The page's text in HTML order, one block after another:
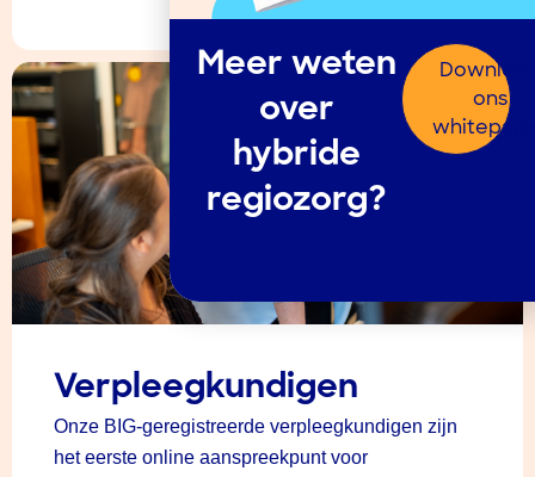
Verpleegkundigen
Onze BIG-geregistreerde verpleegkundigen zijn
het eerste online aanspreekpunt voor
Meer weten
over
hybride
regiozorg?
ons